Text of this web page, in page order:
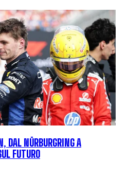
DAL NÜRBURGRING A
FUTURO